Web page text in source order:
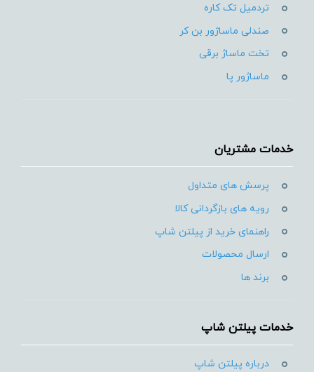
تردمیل تک کاره
صندلی ماساژور بن کر
تخت ماساژ برقی
ماساژور پا
خدمات مشتریان
پرسش های متداول
رویه های بازگردانی کالا
راهنمای خرید از پیلتن شاپ
ارسال محصولات
برند ها
خدمات پیلتن شاپ
درباره پیلتن شاپ